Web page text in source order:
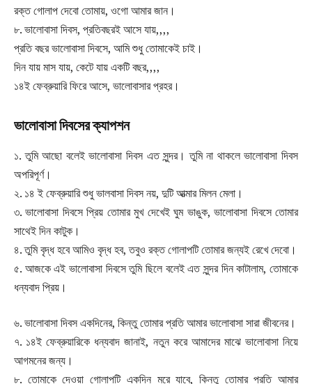
রক্ত গোলাপ দেবো তোমায়, ওগো আমার জান।
৮. ভালোবাসা দিবস, প্রতিবছরই আসে যায়,,,,
প্রতি বছর ভালোবাসা দিবসে, আমি শুধু তোমাকেই চাই।
দিন যায় মাস যায়, কেটে যায় একটি বছর,,,,
১৪ই ফেব্রুয়ারি ফিরে আসে, ভালোবাসার প্রহর।
ভালোবাসা দিবসের ক্যাপশন
১. তুমি আছো বলেই ভালোবাসা দিবস এত সুন্দর। তুমি না থাকলে ভালোবাসা দিবস
অপরিপূর্ণ।
২. ১৪ ই ফেব্রুয়ারি শুধু ভালবাসা দিবস নয়, দুটি আত্মার মিলন মেলা।
৩. ভালোবাসা দিবসে প্রিয় তোমার মুখ দেখেই ঘুম ভাঙুক, ভালোবাসা দিবসে তোমার
সাথেই দিন কাটুক।
৪. তুমি বৃদ্ধ হবে আমিও বৃদ্ধ হব, তবুও রক্ত গোলাপটি তোমার জন্যই রেখে দেবো।
৫. আজকে এই ভালোবাসা দিবসে তুমি ছিলে বলেই এত সুন্দর দিন কাটালাম, তোমাকে
ধন্যবাদ প্রিয়।
৬. ভালোবাসা দিবস একদিনের, কিন্তু তোমার প্রতি আমার ভালোবাসা সারা জীবনের।
৭. ১৪ই ফেব্রুয়ারিকে ধন্যবাদ জানাই, নতুন করে আমাদের মাঝে ভালোবাসা নিয়ে
আগমনের জন্য।
৮. তোমাকে দেওয়া গোলাপটি একদিন মরে যাবে, কিন্তু তোমার প্রতি আমার